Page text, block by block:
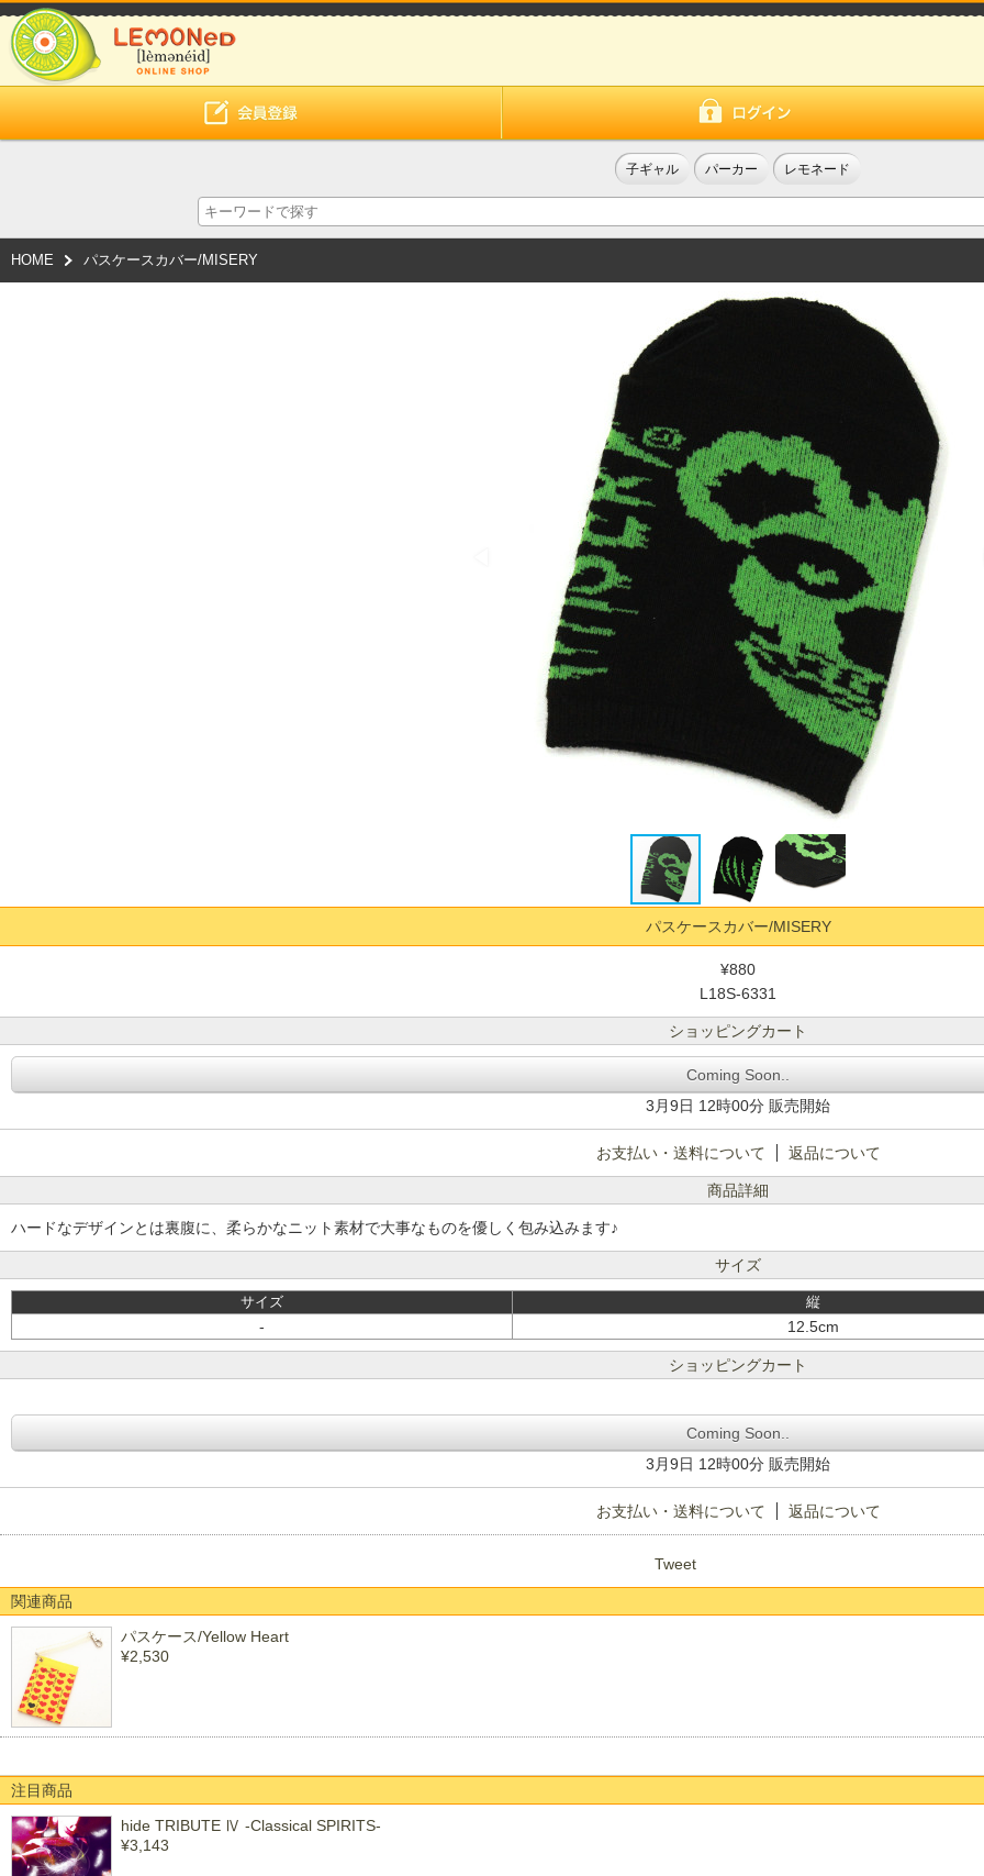
子ギャル パーカー レモネード
HOME パスケースカバー/MISERY
パスケースカバー/MISERY
¥880
L18S-6331
ショッピングカート
Coming Soon..
3月9日 12時00分 販売開始
お支払い・送料について 返品について
商品詳細
ハードなデザインとは裏腹に、柔らかなニット素材で大事なものを優しく包み込みます♪
サイズ
サイズ 縦
- 12.5cm
ショッピングカート
Coming Soon..
3月9日 12時00分 販売開始
お支払い・送料について 返品について
Tweet
関連商品
パスケース/Yellow Heart
¥2,530
注目商品
hide TRIBUTE Ⅳ -Classical SPIRITS-
¥3,143